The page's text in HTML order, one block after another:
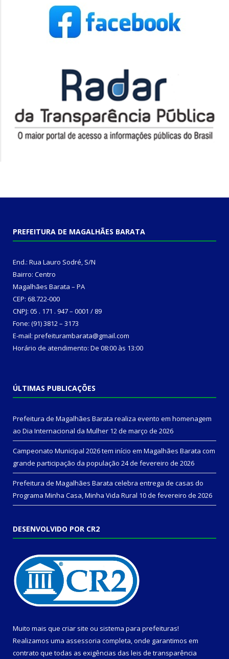
PREFEITURA DE MAGALHÃES BARATA
End.: Rua Lauro Sodré, S/N
Bairro: Centro
Magalhães Barata – PA
CEP: 68.722-000
CNPJ: 05 . 171 . 947 – 0001 / 89
Fone: (91) 3812 – 3173
E-mail: prefeiturambarata@gmail.com
Horário de atendimento: De 08:00 às 13:00
ÚLTIMAS PUBLICAÇÕES
Prefeitura de Magalhães Barata realiza evento em homenagem
ao Dia Internacional da Mulher 12 de março de 2026
Campeonato Municipal 2026 tem início em Magalhães Barata com
grande participação da população 24 de fevereiro de 2026
Prefeitura de Magalhães Barata celebra entrega de casas do
Programa Minha Casa, Minha Vida Rural 10 de fevereiro de 2026
DESENVOLVIDO POR CR2
Muito mais que criar site ou sistema para prefeituras!
Realizamos uma assessoria completa, onde garantimos em
contrato que todas as exigências das leis de transparência